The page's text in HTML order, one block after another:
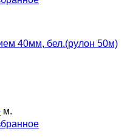
40мм, бел.(рулон 50м)
м.